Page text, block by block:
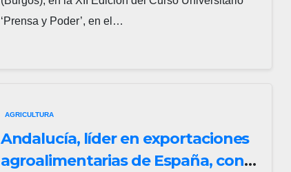
‘Prensa y Poder’, en el…
AGRICULTURA
Andalucía, líder en exportaciones
agroalimentarias de España, con